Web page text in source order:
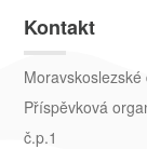
Kontakt
Příspěvková
č.p.1